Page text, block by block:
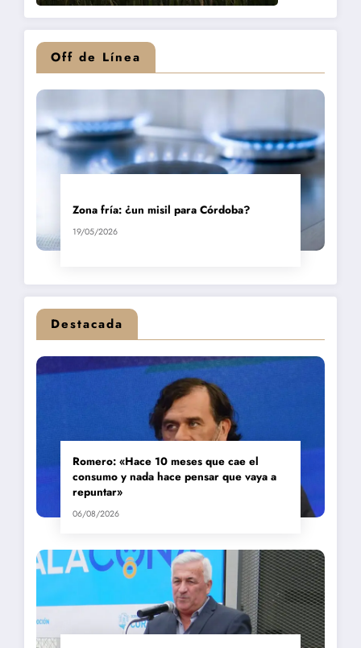
Off de Línea
Zona fría: ¿un misil para Córdoba?
19/05/2026
Destacada
Romero: «Hace 10 meses que cae el
consumo y nada hace pensar que vaya a
repuntar»
06/08/2026